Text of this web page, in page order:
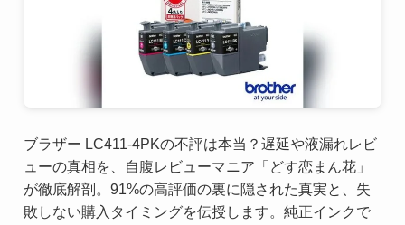
ブラザー LC411-4PKの不評は本当？遅延や液漏れレビ
ューの真相を、自腹レビューマニア「どす恋まん花」
が徹底解剖。91%の高評価の裏に隠された真実と、失
敗しない購入タイミングを伝授します。純正インクで